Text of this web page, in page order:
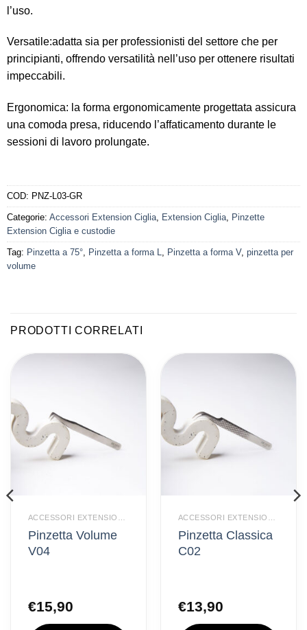
l’uso.
Versatile:adatta sia per professionisti del settore che per
principianti, offrendo versatilità nell’uso per ottenere risultati
impeccabili.
Ergonomica: la forma ergonomicamente progettata assicura
una comoda presa, riducendo l’affaticamento durante le
sessioni di lavoro prolungate.
COD: PNZ-L03-GR
Categorie: Accessori Extension Ciglia, Extension Ciglia, Pinzette
Extension Ciglia e custodie
Tag: Pinzetta a 75°, Pinzetta a forma L, Pinzetta a forma V, pinzetta per
volume
PRODOTTI CORRELATI
Pinzetta Volume
V04
€15,90
Pinzetta Classica
C02
€13,90